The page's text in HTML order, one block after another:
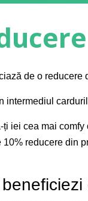
de o
intermediul
ți iei cea mai
10% reducere din